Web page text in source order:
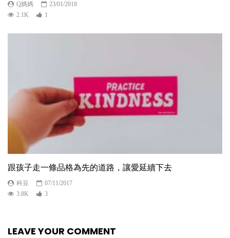
Q媽媽
23/01/2018
2.1K
1
跟孩子走一條品格為先的道路，讓愛延續下去
科豆
07/11/2017
3.8K
3
LEAVE YOUR COMMENT